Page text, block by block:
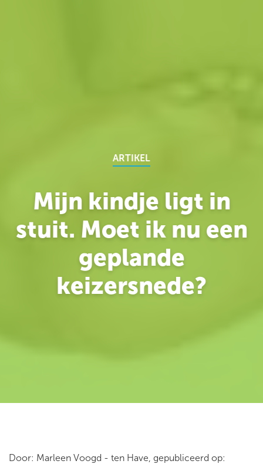
ARTIKEL
Mijn kindje ligt in
stuit. Moet ik nu een
geplande
keizersnede?
Door: Marleen Voogd - ten Have, gepubliceerd op: